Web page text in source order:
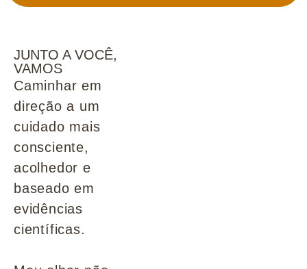
JUNTO A VOCÊ,
VAMOS
Caminhar em
direção a um
cuidado mais
consciente,
acolhedor e
baseado em
evidências
científicas.